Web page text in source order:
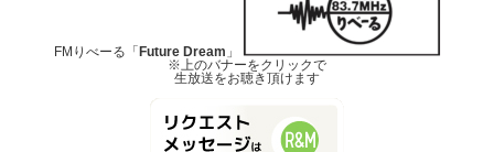
FMりべーる「Future Dream 」
※上のバナーをクリックで
生放送をお聴き頂けます